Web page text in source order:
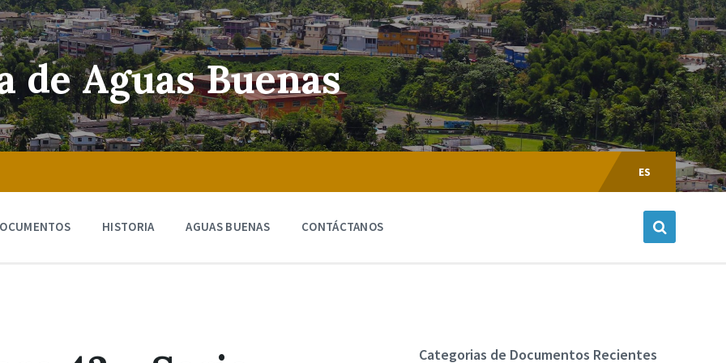
de Aguas Buenas
Escoger
Lenguaje:
ES
HISTORIA AGUAS BUENAS CONTÁCTANOS
Categorias de Documentos Recientes